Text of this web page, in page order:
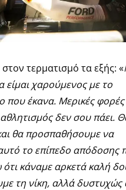
τερματισμό τα εξής: «
χαρούμενος με το
που έκανα. Μερικές
δεν σου πάει.
θα προσπαθήσουμε να
το επίπεδο απόδοσης
κάναμε αρκετά καλή
τη νίκη, αλλά δυστυχώς